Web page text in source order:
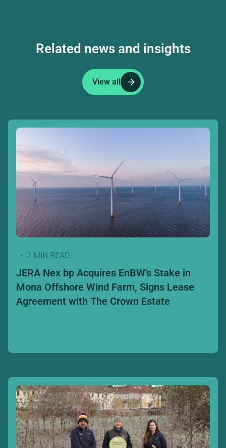
Related news and insights
View all
• 2 MIN READ
JERA Nex bp Acquires EnBW’s Stake in
Mona Offshore Wind Farm, Signs Lease
Agreement with The Crown Estate